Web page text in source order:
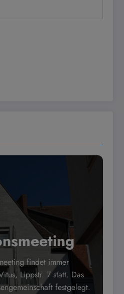
findet immer
Lippstr. 7 statt. Das
festgelegt.